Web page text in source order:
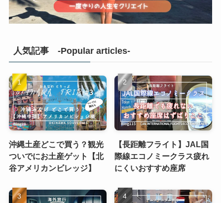
人気記事 -Popular articles-
沖縄土産どこで買う？観光
ついでにお土産ゲット【北
谷アメリカンビレッジ】
【長距離フライト】JAL国
際線エコノミークラス疲れ
にくいおすすめ座席